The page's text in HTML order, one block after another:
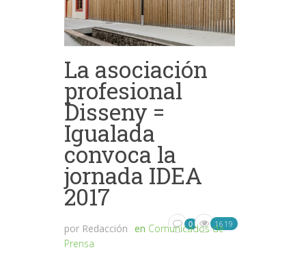
La asociación
profesional
Disseny =
Igualada
convoca la
jornada IDEA
2017
por Redacción en Comunicados de
Prensa
0 1619